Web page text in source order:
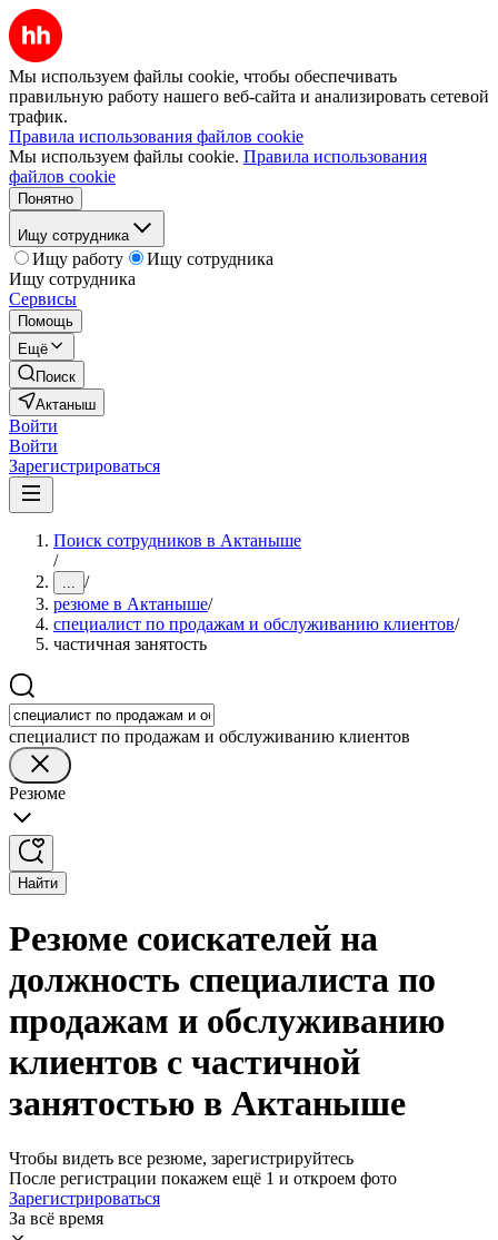
Мы используем файлы cookie, чтобы обеспечивать
правильную работу нашего веб-сайта и анализировать сетевой
трафик.
Правила использования файлов cookie
Мы используем файлы cookie. Правила использования
файлов cookie
Понятно
Ищу сотрудника
Ищу работу
Ищу сотрудника
Ищу сотрудника
Сервисы
Помощь
Ещё
Поиск
Актаныш
Войти
Войти
Зарегистрироваться
Поиск сотрудников в Актаныше
/
... /
резюме в Актаныше/
специалист по продажам и обслуживанию клиентов/
частичная занятость
специалист по продажам и обслуживанию клиентов
Резюме
Найти
Резюме соискателей на
должность специалиста по
продажам и обслуживанию
клиентов с частичной
занятостью в Актаныше
Чтобы видеть все резюме, зарегистрируйтесь
После регистрации покажем ещё 1 и откроем фото
Зарегистрироваться
За всё время